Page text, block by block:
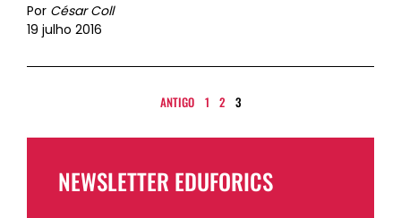
Por César Coll
19 julho 2016
ANTIGO 1 2 3
NEWSLETTER EDUFORICS